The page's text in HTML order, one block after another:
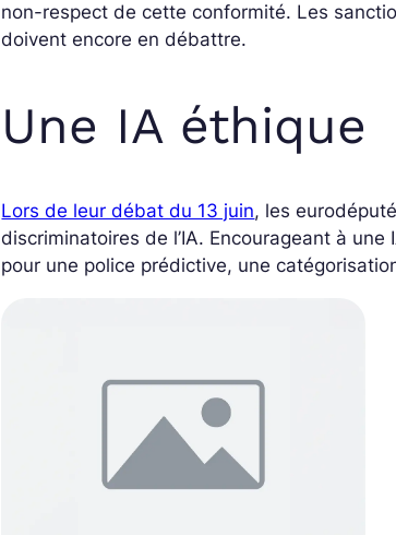
non-respect de cette conformité. Les
doivent encore en débattre.
Une IA éthique
Lors de leur débat du 13 juin, les
discriminatoires de l’IA. Encourageant à
pour une police prédictive, une